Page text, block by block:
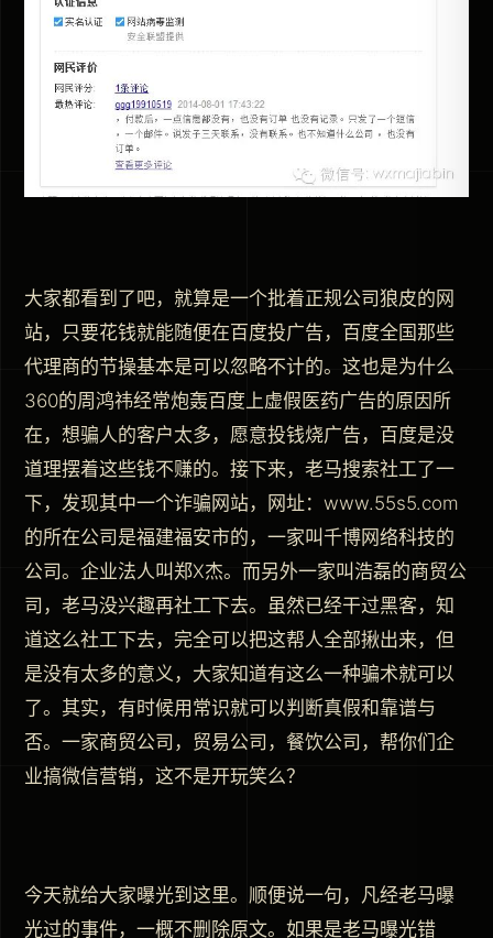
大家都看到了吧，就算是一个批着正规公司狼皮的网
站，只要花钱就能随便在百度投广告，百度全国那些
代理商的节操基本是可以忽略不计的。这也是为什么
360的周鸿祎经常炮轰百度上虚假医药广告的原因所
在，想骗人的客户太多，愿意投钱烧广告，百度是没
道理摆着这些钱不赚的。接下来，老马搜索社工了一
下，发现其中一个诈骗网站，网址：www.55s5.com
的所在公司是福建福安市的，一家叫千博网络科技的
公司。企业法人叫郑X杰。而另外一家叫浩磊的商贸公
司，老马没兴趣再社工下去。虽然已经干过黑客，知
道这么社工下去，完全可以把这帮人全部揪出来，但
是没有太多的意义，大家知道有这么一种骗术就可以
了。其实，有时候用常识就可以判断真假和靠谱与
否。一家商贸公司，贸易公司，餐饮公司，帮你们企
业搞微信营销，这不是开玩笑么？
今天就给大家曝光到这里。顺便说一句，凡经老马曝
光过的事件，一概不删除原文。如果是老马曝光错